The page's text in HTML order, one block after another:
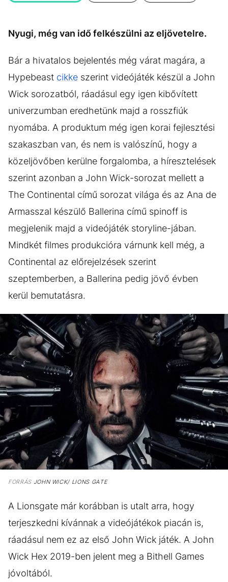
KÖZÉLET UTAZÁS
VIDEÓ TÖRTÉNETEK
Nyugi, még van idő felkészülni az eljövetelre.
Bár a hivatalos bejelentés még várat magára, a
Hypebeast cikke szerint videójáték készül a John
Wick sorozatból, ráadásul egy igen kibővített
univerzumban eredhetünk majd a rosszfiúk
nyomába. A produktum még igen korai fejlesztési
szakaszban van, és nem is valószínű, hogy a
közeljövőben kerülne forgalomba, a híresztelések
szerint azonban a John Wick-sorozat mellett a
The Continental című sorozat világa és az Ana de
Armasszal készülő Ballerina című spinoff is
megjelenik majd a videójáték storyline-jában.
Mindkét filmes produkcióra várnunk kell még, a
Continental az előrejelzések szerint
szeptemberben, a Ballerina pedig jövő évben
kerül bemutatásra.
FORRÁSJOHN WICK/ LIONS GATE
A Lionsgate már korábban is utalt arra, hogy
terjeszkedni kívánnak a videójátékok piacán is,
ráadásul nem ez az első John Wick játék. A John
Wick Hex 2019-ben jelent meg a Bithell Games
jóvoltából.